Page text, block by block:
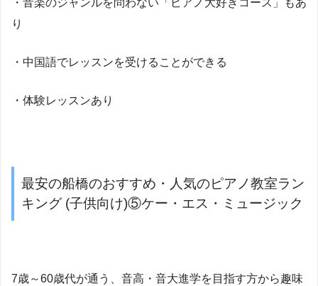
・音楽のジャンルを問わない「ピアノ大好きコース」もあ
り
・中国語でレッスンを受けることができる
・体験レッスンあり
最安の船橋のおすすめ・人気のピアノ教室ラン
キング (子供向け)⑤ケー・エス・ミュージック
7歳～60歳代が通う、音高・音大進学を目指す方から趣味